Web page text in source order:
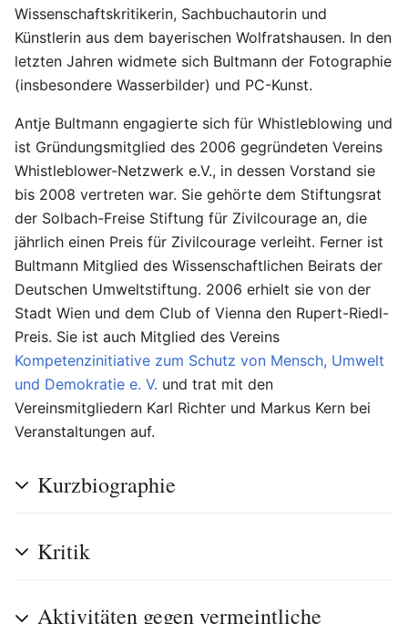
Wissenschaftskritikerin, Sachbuchautorin und
Künstlerin aus dem bayerischen Wolfratshausen. In den
letzten Jahren widmete sich Bultmann der Fotographie
(insbesondere Wasserbilder) und PC-Kunst.
Antje Bultmann engagierte sich für Whistleblowing und
ist Gründungsmitglied des 2006 gegründeten Vereins
Whistleblower-Netzwerk e.V., in dessen Vorstand sie
bis 2008 vertreten war. Sie gehörte dem Stiftungsrat
der Solbach-Freise Stiftung für Zivilcourage an, die
jährlich einen Preis für Zivilcourage verleiht. Ferner ist
Bultmann Mitglied des Wissenschaftlichen Beirats der
Deutschen Umweltstiftung. 2006 erhielt sie von der
Stadt Wien und dem Club of Vienna den Rupert-Riedl-
Preis. Sie ist auch Mitglied des Vereins
Kompetenzinitiative zum Schutz von Mensch, Umwelt
und Demokratie e. V. und trat mit den
Vereinsmitgliedern Karl Richter und Markus Kern bei
Veranstaltungen auf.
Kurzbiographie
Kritik
Aktivitäten gegen vermeintliche